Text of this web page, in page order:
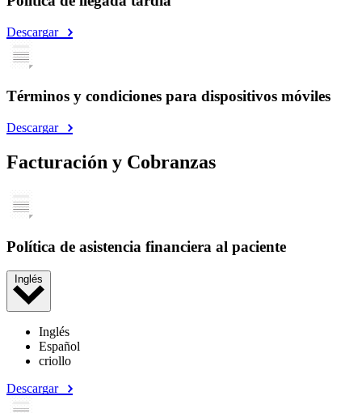
Descargar
Términos y condiciones para dispositivos móviles
Descargar
Facturación y Cobranzas
Política de asistencia financiera al paciente
Inglés
Inglés
Español
criollo
Descargar